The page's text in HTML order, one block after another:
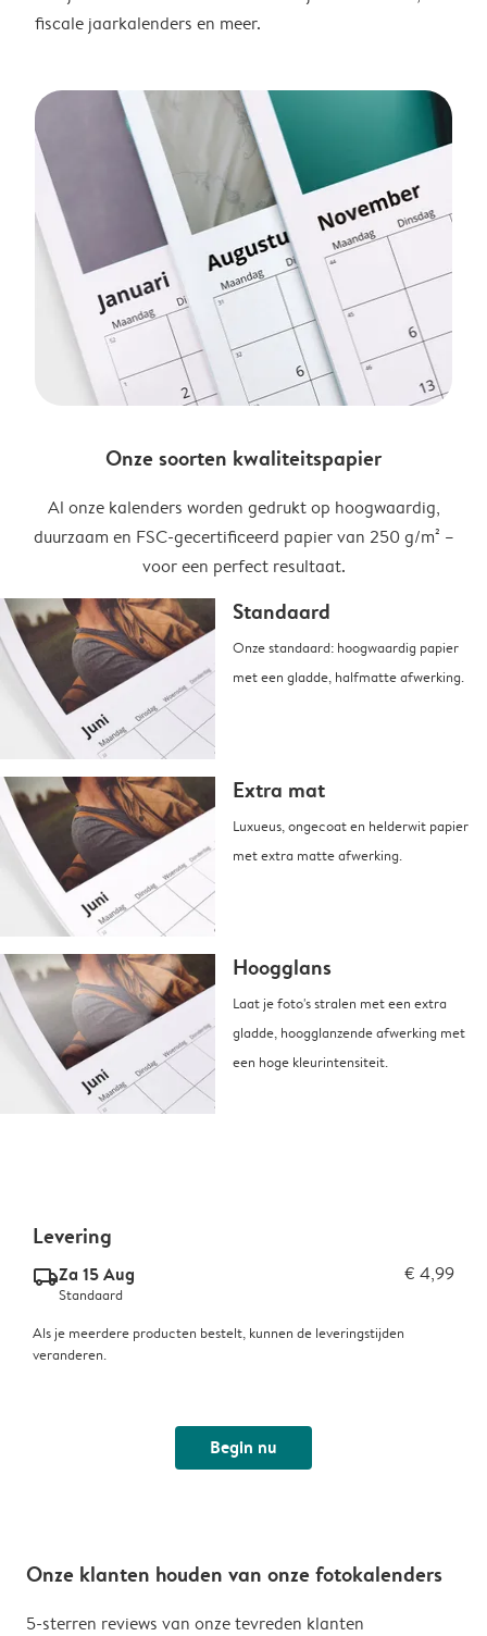
fiscale jaarkalenders en meer.
Onze soorten kwaliteitspapier
Al onze kalenders worden gedrukt op hoogwaardig,
duurzaam en FSC-gecertificeerd papier van 250 g/m² –
voor een perfect resultaat.
Standaard
Onze standaard: hoogwaardig papier
met een gladde, halfmatte afwerking.
Extra mat
Luxueus, ongecoat en helderwit papier
met extra matte afwerking.
Hoogglans
Laat je foto's stralen met een extra
gladde, hoogglanzende afwerking met
een hoge kleurintensiteit.
Levering
delivery_standard_v2Za 15 Aug € 4,99
Standaard
Als je meerdere producten bestelt, kunnen de leveringstijden
veranderen.
Begin nu
Onze klanten houden van onze fotokalenders
5-sterren reviews van onze tevreden klanten